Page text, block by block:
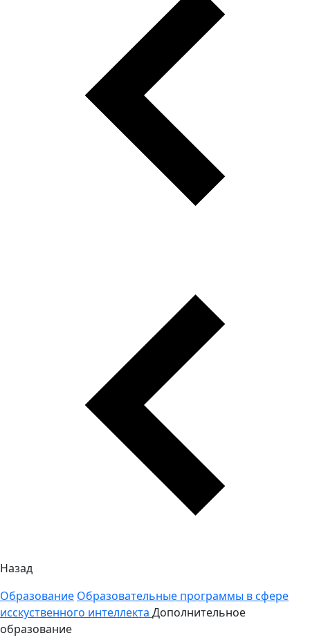
Назад
Образование Образовательные программы в сфере
исскуственного интеллекта Дополнительное
образование